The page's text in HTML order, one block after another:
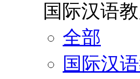
国际汉语
全部
国际汉